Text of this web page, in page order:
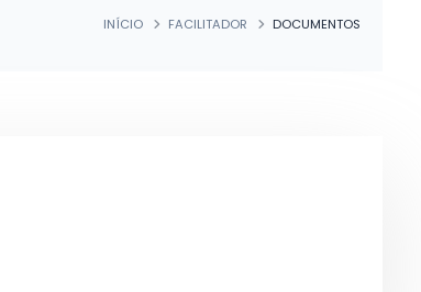
INÍCIO FACILITADOR DOCUMENTOS